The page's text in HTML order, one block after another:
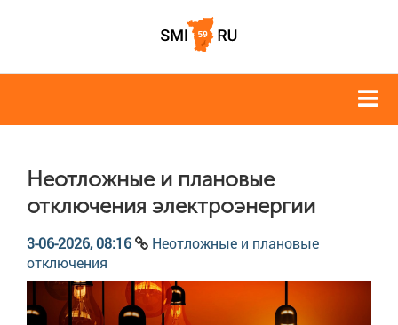
Неотложные и плановые
отключения электроэнергии
3-06-2026, 08:16
Неотложные и плановые
отключения